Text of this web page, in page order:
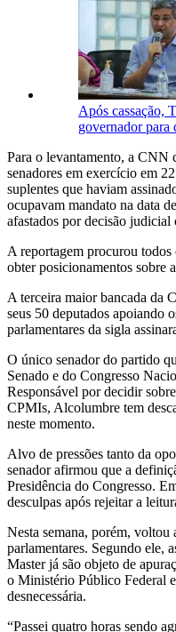
Após cassação,
governador para
Para o levantamento, a CNN
senadores em exercício em
suplentes que haviam
ocupavam mandato na data
afastados por decisão judicial
A reportagem procurou todos
obter posicionamentos sobre
A terceira maior bancada da
seus 50 deputados apoiando
parlamentares da sigla
O único senador do partido
Senado e do Congresso
Responsável por decidir
CPMIs, Alcolumbre tem
neste momento.
Alvo de pressões tanto da
senador afirmou que a
Presidência do Congresso.
desculpas após rejeitar a
Nesta semana, porém, voltou
parlamentares. Segundo ele,
Master já são objeto de
o Ministério Público Federal
desnecessária.
“Passei quatro horas sendo